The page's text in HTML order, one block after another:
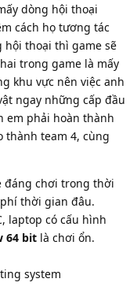
dòng hội thoại
cách họ tương tác
hội thoại thì game sẽ
trong game là mấy
khu vực nên việc anh
ngay những cấp đầu
em phải hoàn thành
thành team 4, cùng
đáng chơi trong thời
thời gian đâu.
laptop có cấu hình
64 bit là chơi ổn.
system